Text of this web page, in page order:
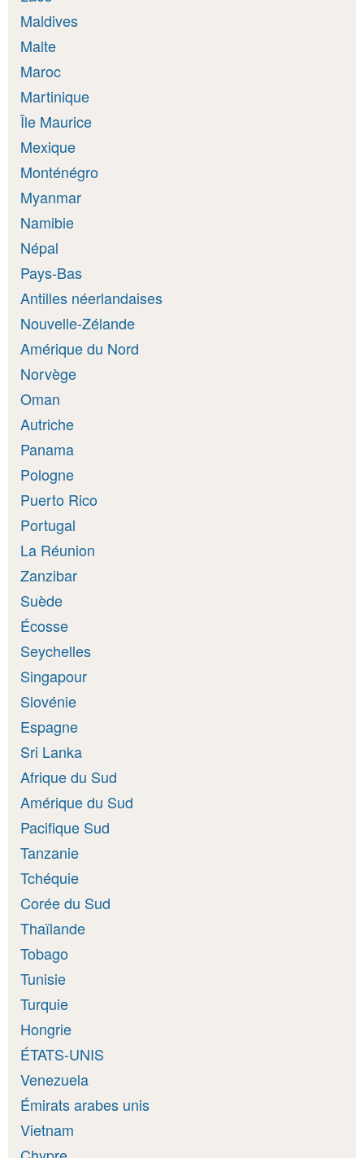
Maldives
Malte
Maroc
Martinique
Île Maurice
Mexique
Monténégro
Myanmar
Namibie
Népal
Pays-Bas
Antilles néerlandaises
Nouvelle-Zélande
Amérique du Nord
Norvège
Oman
Autriche
Panama
Pologne
Puerto Rico
Portugal
La Réunion
Zanzibar
Suède
Écosse
Seychelles
Singapour
Slovénie
Espagne
Sri Lanka
Afrique du Sud
Amérique du Sud
Pacifique Sud
Tanzanie
Tchéquie
Corée du Sud
Thaïlande
Tobago
Tunisie
Turquie
Hongrie
ÉTATS-UNIS
Venezuela
Émirats arabes unis
Vietnam